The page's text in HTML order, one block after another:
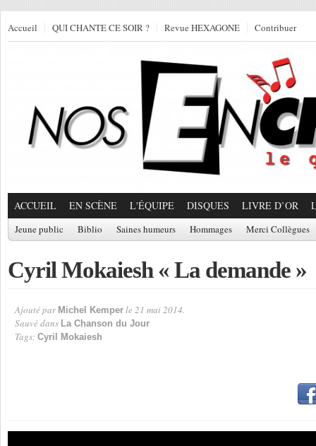
Accueil QUI CHANTE CE SOIR ? Revue HEXAGONE Contribuer
ACCUEIL EN SCÈNE L'ÉQUIPE DISQUES LIVRE D’OR
Jeune public Biblio Saines humeurs Hommages Merci Collègues
Cyril Mokaiesh « La demande »
Ajouté par Michel Kemper le 21 mai 2014.
Sauvé dans La Chanson du Jour
Tags: Cyril Mokaiesh